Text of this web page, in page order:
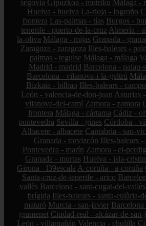
segovia Gipuzkoa - mutriku Málaga -
Huelva - huelva La-rioja - logroño
frontera Las-palmas - tías Burgos -
tenerife - puerto-de-la-cruz Almería -
la-oliva Málaga - mijas Granada -
Zaragoza - zaragoza Illes-balears -
palmas - teguise Málaga - málaga
Madrid - madrid Barcelona - palau-
Barcelona - vilanova-i-la-geltrú
Bizkaia - bilbao Illes-balears -
León - valencia-de-don-juan Asturias
vilanova-del-camí Zamora - zamora
frontera Málaga - cártama Cádiz -
pontevedra Sevilla - gines Córdoba -
Albacete - albacete Cantabria - san-
Granada - torvizcón Illes-balears -
Pontevedra - marín Zamora - el-
Granada - murtas Huelva - isla-
Girona - l39escala A-coruña - a-coruña
Santa-cruz-de-tenerife - arico
vallès Barcelona - sant-cugat-del-vallès
brígida Illes-balears - santa-eulària-
mataró Murcia - san-javier Barcelona
gramenet Ciudad-real - alcázar-de-san-
León - villamañán Valencia - chulilla